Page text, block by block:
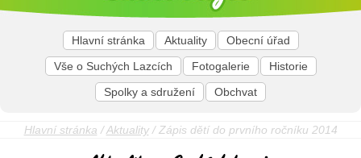
Hlavní stránka Aktuality
Obecní úřad
Vše o Suchých Lazcích
Fotogalerie
Historie
Spolky a sdružení
Obchvat
Hlavní stránka /Aktuality/ Zápis dětí do prvního ročníku 2014